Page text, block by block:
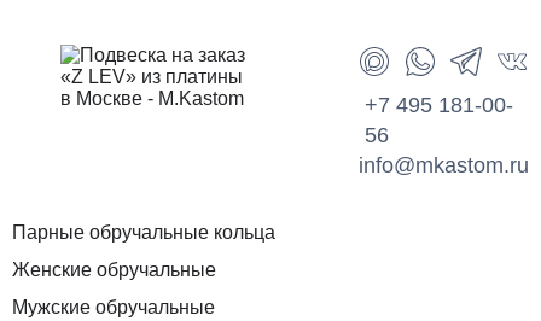
Парные обручальные кольца
Женские обручальные
Мужские обручальные
+7 495 181-00-
56
info@mkastom.ru